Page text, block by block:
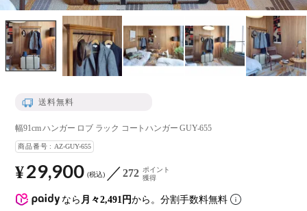
送料無料
幅91cm ハンガー ロブ ラック コートハンガー GUY-655
商品番号 AZ-GUY-655
なら 月々2,491円から。分割手数料無料
¥29,900 税込 272 ポイント
獲得